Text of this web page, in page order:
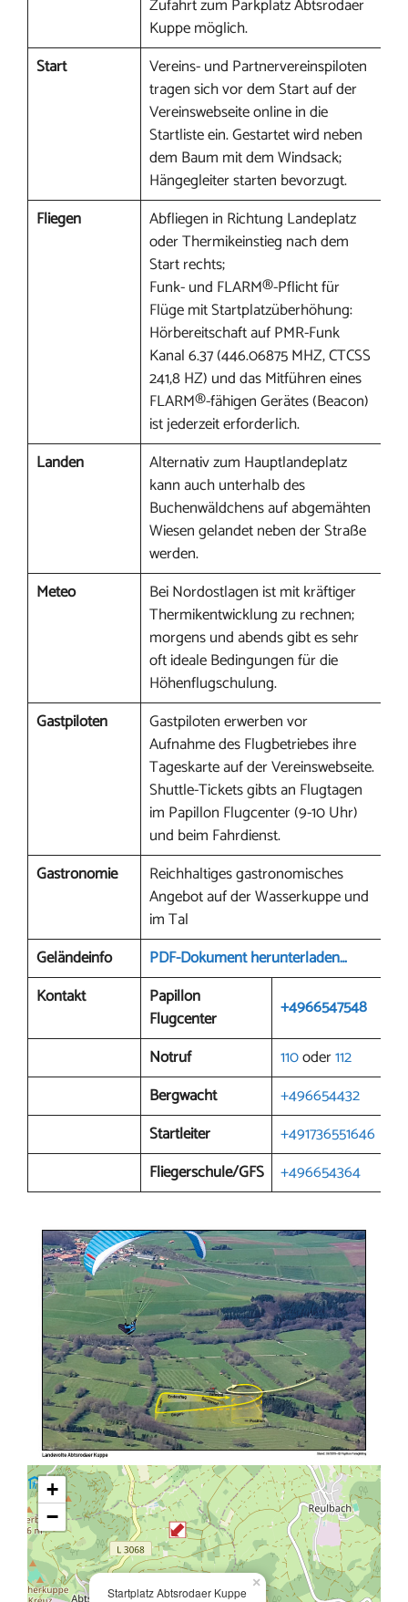
Zufahrt zum Parkplatz Abtsrodaer
Kuppe möglich.
Start
Vereins- und Partnervereinspiloten
tragen sich vor dem Start auf der
Vereinswebseite online in die
Startliste ein. Gestartet wird neben
dem Baum mit dem Windsack;
Hängegleiter starten bevorzugt.
Fliegen
Abfliegen in Richtung Landeplatz
oder Thermikeinstieg nach dem
Start rechts;
Funk- und FLARM®-Pflicht für
Flüge mit Startplatzüberhöhung:
Hörbereitschaft auf PMR-Funk
Kanal 6.37 (446.06875 MHZ, CTCSS
241,8 HZ) und das Mitführen eines
FLARM®-fähigen Gerätes (Beacon)
ist jederzeit erforderlich.
Landen
Alternativ zum Hauptlandeplatz
kann auch unterhalb des
Buchenwäldchens auf abgemähten
Wiesen gelandet neben der Straße
werden.
Meteo
Bei Nordostlagen ist mit kräftiger
Thermikentwicklung zu rechnen;
morgens und abends gibt es sehr
oft ideale Bedingungen für die
Höhenflugschulung.
Gastpiloten
Gastpiloten erwerben vor
Aufnahme des Flugbetriebes ihre
Tageskarte auf der Vereinswebseite.
Shuttle-Tickets gibts an Flugtagen
im Papillon Flugcenter (9-10 Uhr)
und beim Fahrdienst.
Gastronomie
Reichhaltiges gastronomisches
Angebot auf der Wasserkuppe und
im Tal
Geländeinfo
PDF-Dokument herunterladen…
Kontakt
Papillon
Flugcenter
+4966547548
Notruf
110oder112
Bergwacht
+496654432
Startleiter
+491736551646
Fliegerschule/GFS
+496654364
Startplatz Abtsrodaer Kuppe
×
+
−